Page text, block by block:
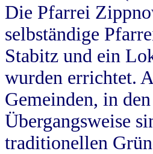
Die Pfarrei
selbständige
Stabitz und ein
wurden errichtet.
Gemeinden, in
Übergangsweise
traditionellen